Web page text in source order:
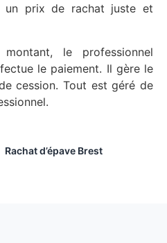
un prix de rachat juste et
le professionnel
le paiement. Il gère le
cession. Tout est géré de
Rachat d’épave Brest